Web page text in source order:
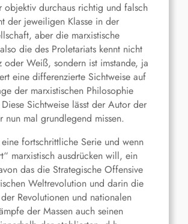
objektiv durchaus richtig und falsch
der jeweiligen Klasse in der
aber die marxistische
die des Proletariats kennt nicht
oder Weiß, sondern ist imstande, ja
eine differenzierte Sichtweise auf
der marxistischen Philosophie
Sichtweise lässt der Autor der
nun mal grundlegend missen.
fortschrittliche Serie und wenn
marxistisch ausdrücken will, ein
das die Strategische Offensive
Weltrevolution und darin die
Revolutionen und nationalen
der Massen auch seinen